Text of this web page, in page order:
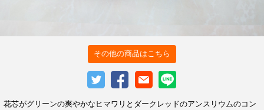
その他の商品はこちら
花芯がグリーンの爽やかなヒマワリとダークレッドのアンスリウムのコン